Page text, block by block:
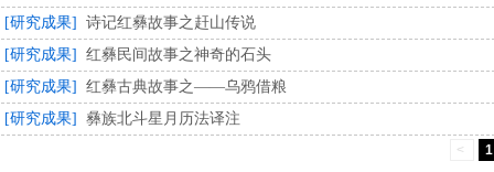
[研究成果]
诗记红彝故事之赶山传说
[研究成果]
红彝民间故事之神奇的石头
[研究成果]
红彝古典故事之——乌鸦借粮
[研究成果]
彝族北斗星月历法译注
< 1